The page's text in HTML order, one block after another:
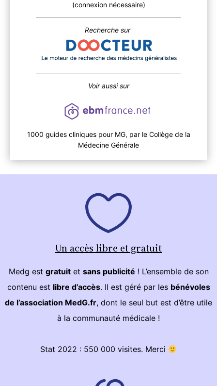
(connexion nécessaire)
Recherche sur
Voir aussi sur
1000 guides cliniques pour MG, par le Collège de la
Médecine Générale
Un accès libre et gratuit
Medg est gratuitet sans publicité ! L’ensemble de son
contenu est libre d’accès. Il est géré par les bénévoles
de l’association MedG.fr, dont le seul but est d’être utile
à la communauté médicale !
Stat 2022 : 550 000 visites. Merci